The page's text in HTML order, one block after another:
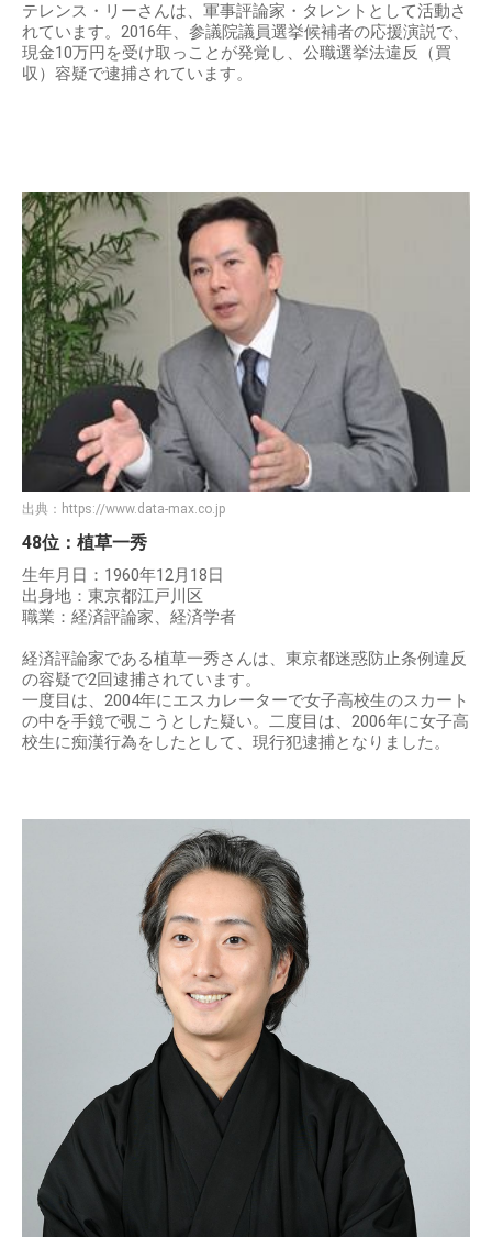
テレンス・リーさんは、軍事評論家・タレントとして活動さ
れています。2016年、参議院議員選挙候補者の応援演説で、
現金10万円を受け取っことが発覚し、公職選挙法違反（買
収）容疑で逮捕されています。
出典： https://www.data-max.co.jp
48位：植草一秀
生年月日：1960年12月18日
出身地：東京都江戸川区
職業：経済評論家、経済学者
経済評論家である植草一秀さんは、東京都迷惑防止条例違反
の容疑で2回逮捕されています。
一度目は、2004年にエスカレーターで女子高校生のスカート
の中を手鏡で覗こうとした疑い。二度目は、2006年に女子高
校生に痴漢行為をしたとして、現行犯逮捕となりました。